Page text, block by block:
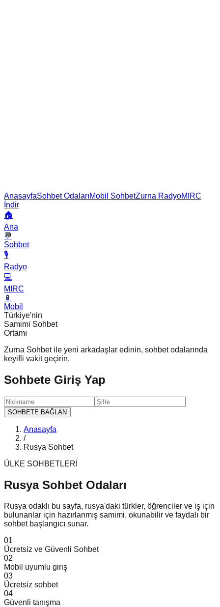
AnasayfaSohbet OdalarıMobil SohbetZurna RadyoMIRC
İndir
🏠
Ana
💬
Sohbet
🎙️
Radyo
💻
MIRC
📱
Mobil
Türkiye'nin
Samimi Sohbet
Ortamı
Zurna Sohbet ile yeni arkadaşlar edinin, sohbet odalarında
keyifli vakit geçirin.
Sohbete Giriş Yap
SOHBETE BAĞLAN
Anasayfa
/
Rusya Sohbet
ÜLKE SOHBETLERİ
Rusya Sohbet Odaları
Rusya odaklı bu sayfa, rusya'daki türkler, öğrenciler ve iş için
bulunanlar için hazırlanmış samimi, okunabilir ve faydalı bir
sohbet başlangıcı sunar.
01
Ücretsiz ve Güvenli Sohbet
02
Mobil uyumlu giriş
03
Ücretsiz sohbet
04
Güvenli tanışma